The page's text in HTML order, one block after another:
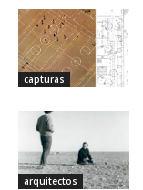
capturas
arquitectos